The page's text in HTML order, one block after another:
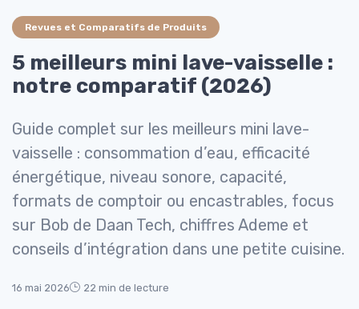
Revues et Comparatifs de Produits
5 meilleurs mini lave-vaisselle :
notre comparatif (2026)
Guide complet sur les meilleurs mini lave-
vaisselle : consommation d’eau, efficacité
énergétique, niveau sonore, capacité,
formats de comptoir ou encastrables, focus
sur Bob de Daan Tech, chiffres Ademe et
conseils d’intégration dans une petite cuisine.
16 mai 2026 22 min de lecture